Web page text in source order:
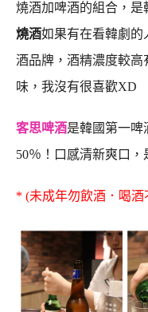
燒酒加啤酒的組合，是
燒酒如果有在看韓劇的
酒品牌，酒精濃度較高
味，我沒有很喜歡XD
客思啤酒是韓國第一啤
50％！口感清新爽口，
* (未成年勿飲酒．喝酒